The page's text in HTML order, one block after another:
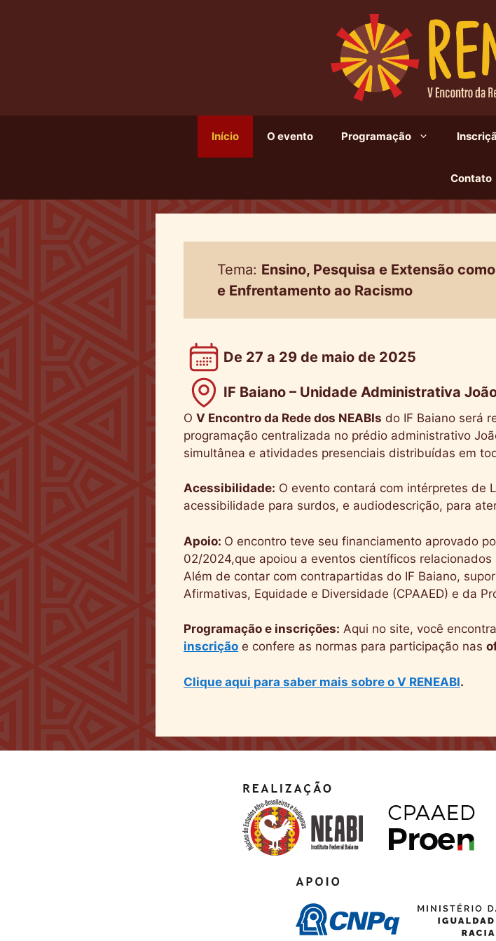
Início O evento Programação
Contato
Tema: Ensino, Pesquisa e Extensão
e Enfrentamento ao Racismo
De 27 a 29 de maio de 2025
IF Baiano – Unidade Administrativa
O V Encontro da Rede dos NEABIs do IF Baiano será
programação centralizada no prédio administrativo
simultânea e atividades presenciais distribuídas em
Acessibilidade: O evento contará com intérpretes de
acessibilidade para surdos, e audiodescrição, para
Apoio: O encontro teve seu financiamento aprovado
02/2024,que apoiou a eventos científicos
Além de contar com contrapartidas do IF Baiano,
Afirmativas, Equidade e Diversidade (CPAAED) e da
Programação e inscrições: Aqui no site, você
inscrição e confere as normas para participação nas
Clique aqui para saber mais sobre o V RENEABI.